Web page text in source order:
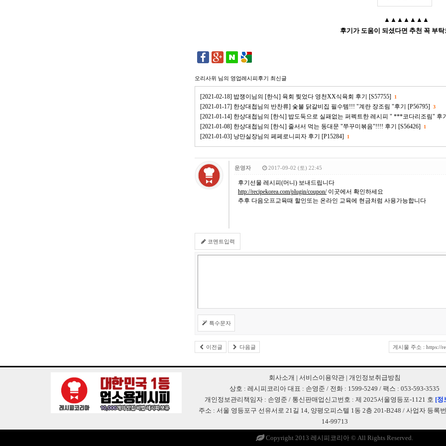
▲▲▲▲▲▲▲
후기가 도움이 되셨다면 추천 꼭 부
오리사위 님의 영업레시피후기 최신글
[2021-02-18] 밥쟁이님의 [한식] 육회 찢었다 영천XX식육회 후기 [S57755] 1
[2021-01-17] 한상대첩님의 반찬류] 숯불 닭갈비집 필수템!!! "계란 장조림 "후기 [P56795] 3
[2021-01-14] 한상대첩님의 [한식] 밥도둑으로 실패없는 퍼펙트한 레시피 " ***코다리조림" 후기
[2021-01-08] 한상대첩님의 [한식] 줄서서 먹는 동대문 "쭈꾸미볶음"!!!! 후기 [S56426] 1
[2021-01-03] 낭만실장님의 페페로니피자 후기 [P15284] 1
운영자 2017-09-02 (토) 22:45
후기선물 레시피(머니) 보내드립니다
http://recipekorea.com/plugin/coupon/이곳에서 확인하세요
추후 다음오프교육때 할인또는 온라인 교육에 현금처럼 사용가능합니다
코멘트입력
특수문자
이전글 다음글 게시물 주소 : https://
회사소개 | 서비스이용약관| 개인정보취급방침
상호 : 레시피코리아 대표 : 손영준 / 전화 : 1599-5249 / 팩스 : 053-593-3535
개인정보관리책임자 : 손영준 / 통신판매업신고번호 : 제 2025서울영등포-1121 호 [정
주소 : 서울 영등포구 선유서로 21길 14, 양평오피스텔 1동 2층 201-B248 / 사업자 등록
14-99713
Copyright 2013 레시피코리아 © All Rights Reserved.